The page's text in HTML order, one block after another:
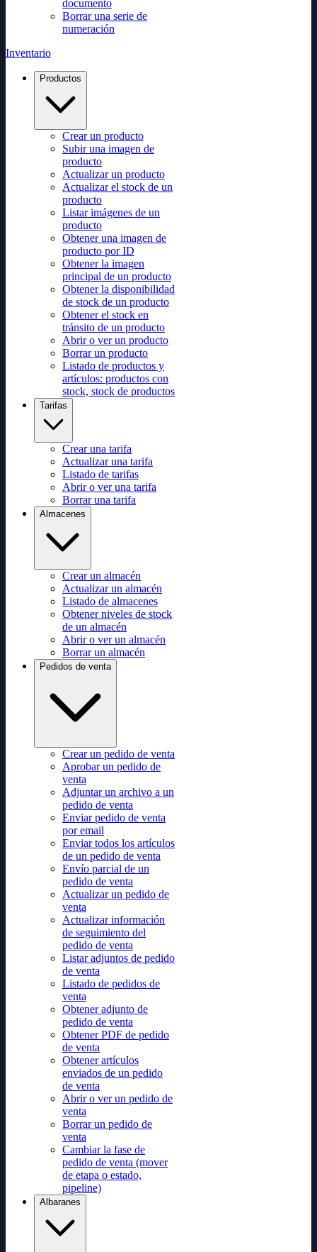
documento
Borrar una serie de
numeración
Inventario
Productos
Crear un producto
Subir una imagen de
producto
Actualizar un producto
Actualizar el stock de un
producto
Listar imágenes de un
producto
Obtener una imagen de
producto por ID
Obtener la imagen
principal de un producto
Obtener la disponibilidad
de stock de un producto
Obtener el stock en
tránsito de un producto
Abrir o ver un producto
Borrar un producto
Listado de productos y
artículos: productos con
stock, stock de productos
Tarifas
Crear una tarifa
Actualizar una tarifa
Listado de tarifas
Abrir o ver una tarifa
Borrar una tarifa
Almacenes
Crear un almacén
Actualizar un almacén
Listado de almacenes
Obtener niveles de stock
de un almacén
Abrir o ver un almacén
Borrar un almacén
Pedidos de venta
Crear un pedido de venta
Aprobar un pedido de
venta
Adjuntar un archivo a un
pedido de venta
Enviar pedido de venta
por email
Enviar todos los artículos
de un pedido de venta
Envío parcial de un
pedido de venta
Actualizar un pedido de
venta
Actualizar información
de seguimiento del
pedido de venta
Listar adjuntos de pedido
de venta
Listado de pedidos de
venta
Obtener adjunto de
pedido de venta
Obtener PDF de pedido
de venta
Obtener artículos
enviados de un pedido
de venta
Abrir o ver un pedido de
venta
Borrar un pedido de
venta
Cambiar la fase de
pedido de venta (mover
de etapa o estado,
pipeline)
Albaranes